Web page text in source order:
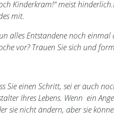
Kinderkram!“ meist
mit.
alles Entstandene noch
vor? Trauen Sie sich und
Sie einen Schritt, sei er auch
Ihres Lebens. Wenn ein
sie nicht ändern, aber sie